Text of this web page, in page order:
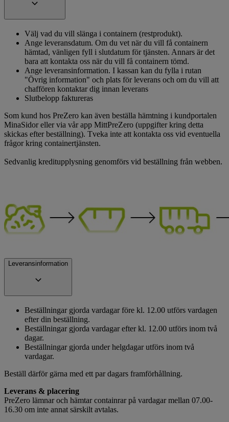
Välj vad du vill slänga i containern (restprodukt).
Ange leveransdatum. Om du vet när du vill få containern
hämtad, vänligen fyll i slutdatum för tjänsten. Annars är det
bara att kontakta oss när du vill få containern tömd.
Ange leveransinformation. I kassan kan du fylla i rutan
"Övrig information" och plats för leverans och om du vill att
chaffören kontaktar dig innan leverans
Slutbelopp faktureras
Som kund hos PreZero kan även beställa hämtning i kundportalen
MinaSidor eller via vår app MittPreZero (uppgifter kring detta
skickas efter beställning). Tveka inte att kontakta oss vid eventuella
frågor kring containertjänsten.
Sedvanlig kreditupplysning genomförs vid beställning från webben.
Leveransinformation
Beställningar gjorda vardagar före kl. 12.00 utförs vardagen
efter din beställning.
Beställningar gjorda vardagar efter kl. 12.00 utförs inom två
dagar.
Beställningar gjorda under helgdagar utförs inom två
vardagar.
Beställ därför gärna med ett par dagars framförhållning.
Leverans & placering
PreZero lämnar och hämtar containrar på vardagar mellan 07.00-
16.30 om inte annat särskilt avtalas.